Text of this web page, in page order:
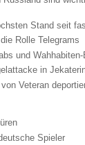
Stand seit
Rolle Telegrams
und Wahhabiten-
in
Veteran
Spieler